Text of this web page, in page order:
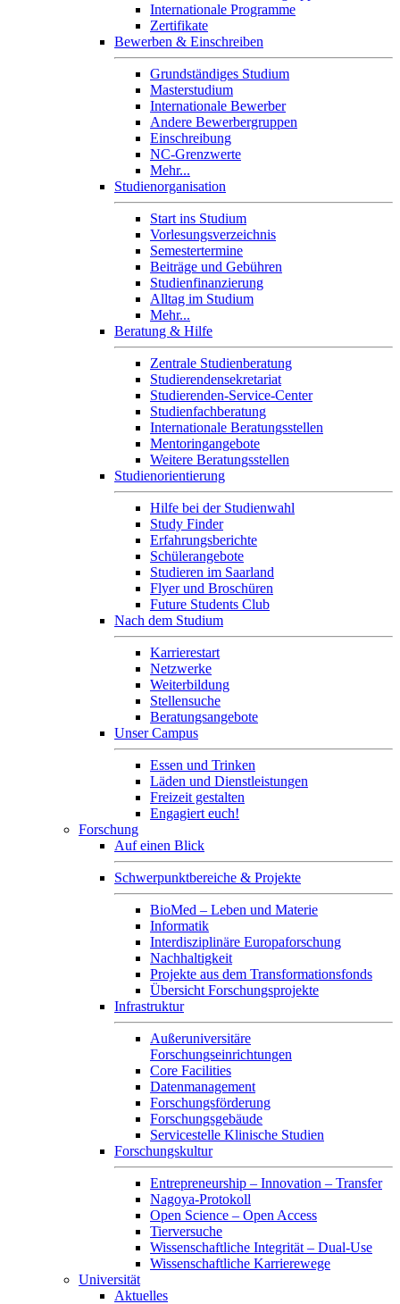
Internationale Programme
Zertifikate
Bewerben & Einschreiben
Grundständiges Studium
Masterstudium
Internationale Bewerber
Andere Bewerbergruppen
Einschreibung
NC-Grenzwerte
Mehr...
Studienorganisation
Start ins Studium
Vorlesungsverzeichnis
Semestertermine
Beiträge und Gebühren
Studienfinanzierung
Alltag im Studium
Mehr...
Beratung & Hilfe
Zentrale Studienberatung
Studierendensekretariat
Studierenden-Service-Center
Studienfachberatung
Internationale Beratungsstellen
Mentoringangebote
Weitere Beratungsstellen
Studienorientierung
Hilfe bei der Studienwahl
Study Finder
Erfahrungsberichte
Schülerangebote
Studieren im Saarland
Flyer und Broschüren
Future Students Club
Nach dem Studium
Karrierestart
Netzwerke
Weiterbildung
Stellensuche
Beratungsangebote
Unser Campus
Essen und Trinken
Läden und Dienstleistungen
Freizeit gestalten
Engagiert euch!
Forschung
Auf einen Blick
Schwerpunktbereiche & Projekte
BioMed – Leben und Materie
Informatik
Interdisziplinäre Europaforschung
Nachhaltigkeit
Projekte aus dem Transformationsfonds
Übersicht Forschungsprojekte
Infrastruktur
Außeruniversitäre
Forschungseinrichtungen
Core Facilities
Datenmanagement
Forschungsförderung
Forschungsgebäude
Servicestelle Klinische Studien
Forschungskultur
Entrepreneurship – Innovation – Transfer
Nagoya-Protokoll
Open Science – Open Access
Tierversuche
Wissenschaftliche Integrität – Dual-Use
Wissenschaftliche Karrierewege
Universität
Aktuelles